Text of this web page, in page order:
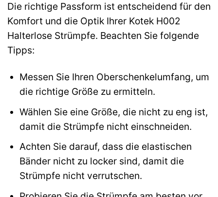
Die richtige Passform ist entscheidend für den
Komfort und die Optik Ihrer Kotek H002
Halterlose Strümpfe. Beachten Sie folgende
Tipps:
Messen Sie Ihren Oberschenkelumfang, um
die richtige Größe zu ermitteln.
Wählen Sie eine Größe, die nicht zu eng ist,
damit die Strümpfe nicht einschneiden.
Achten Sie darauf, dass die elastischen
Bänder nicht zu locker sind, damit die
Strümpfe nicht verrutschen.